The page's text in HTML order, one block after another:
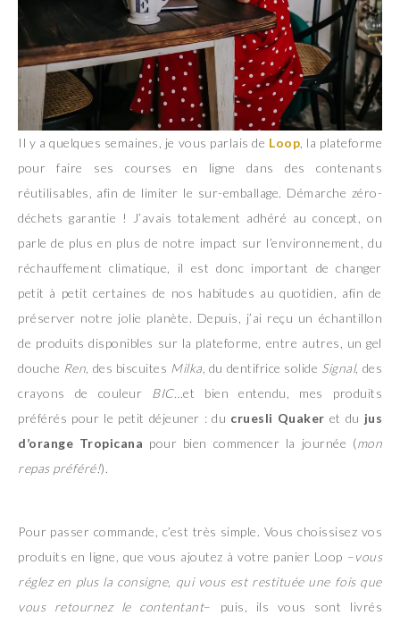
Il y a quelques semaines, je vous parlais de Loop , la plateforme
pour faire ses courses en ligne dans des contenants
réutilisables, afin de limiter le sur-emballage. Démarche zéro-
déchets garantie ! J’avais totalement adhéré au concept, on
parle de plus en plus de notre impact sur l’environnement, du
réchauffement climatique, il est donc important de changer
petit à petit certaines de nos habitudes au quotidien, afin de
préserver notre jolie planète. Depuis, j’ai reçu un échantillon
de produits disponibles sur la plateforme, entre autres, un gel
douche Ren , des biscuites Milka , du dentifrice solide Signal, des
crayons de couleur BIC…et bien entendu, mes produits
préférés pour le petit déjeuner : du cruesli Quaker et du jus
d’orange Tropicana pour bien commencer la journée (mon
repas préféré!).
Pour passer commande, c’est très simple. Vous choissisez vos
produits en ligne, que vous ajoutez à votre panier Loop –vous
réglez en plus la consigne, qui vous est restituée une fois que
vous retournez le contentant– puis, ils vous sont livrés